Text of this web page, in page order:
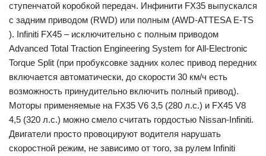
ступенчатой коробкой передач. Инфинити FX35 выпускался
с задним приводом (RWD) или полным (AWD-ATTESA E-TS
). Infiniti FX45 – исключительно с полным приводом
Advanced Total Traction Engineering System for All-Electronic
Torque Split (при пробуксовке задних колес привод передних
включается автоматически, до скорости 30 км/ч есть
возможность принудительно включить полный привод).
Моторы применяемые на FX35 V6 3,5 (280 л.с.) и FX45 V8
4,5 (320 л.с.) можно смело считать гордостью Nissan-Infiniti.
Двигатели просто провоцируют водителя нарушать
скоростной режим, не зависимо от того, за рулем Infiniti